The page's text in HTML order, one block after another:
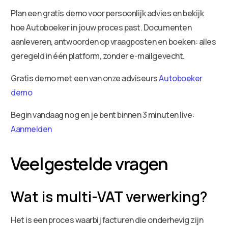
Plan een gratis demo voor persoonlijk advies en bekijk
hoe Autoboeker in jouw proces past. Documenten
aanleveren, antwoorden op vraagposten en boeken: alles
geregeld in één platform, zonder e-mailgevecht.
Gratis demo met een van onze adviseursAutoboeker
demo
Begin vandaag nog en je bent binnen 3 minuten live:
Aanmelden
Veelgestelde vragen
Wat is multi-VAT verwerking?
Het is een proces waarbij facturen die onderhevig zijn